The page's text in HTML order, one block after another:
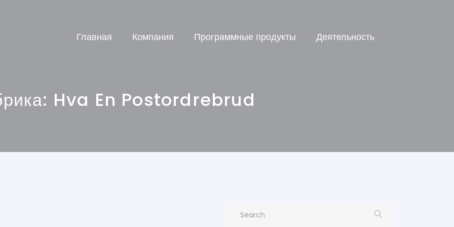
Главная Компания Программные продукты Деятельность
Hva En Postordrebrud